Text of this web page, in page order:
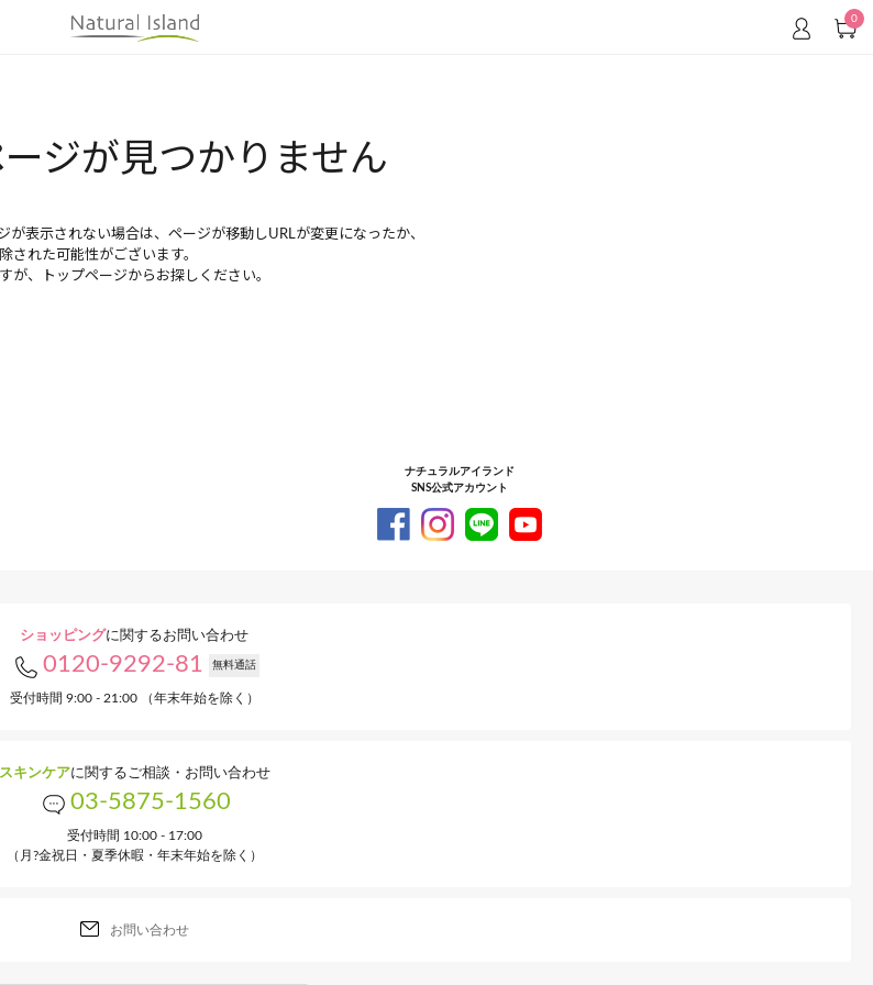
0
正しくURLを入力してもページが表示されない
もしくは掲載期間が終了し削除された可能性がご
ナチュラルアイランド
SNS公式アカウント
ショッピングに関するお問い合わせ
0120-9292-81 無料通話
受付時間 9:00 - 21:00 （年末年始を除く）
スキンケアに関するご相談・お問い合わせ
03-5875-1560
受付時間 10:00 - 17:00
（月?金祝日・夏季休暇・年末年始を除く）
お問い合わせ